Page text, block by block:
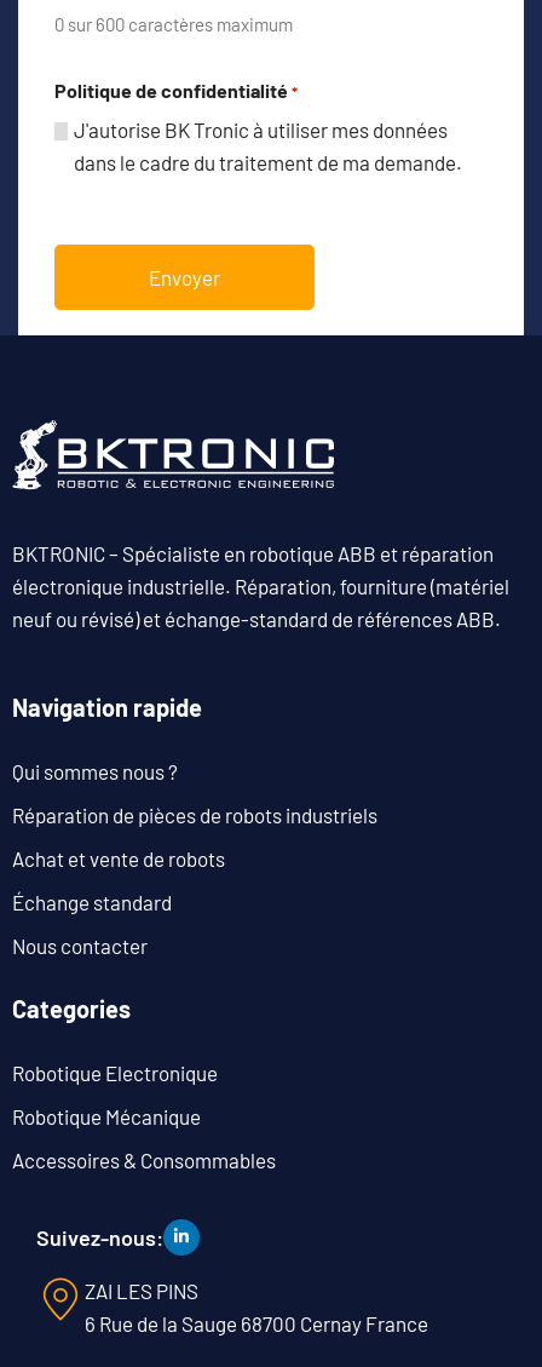
0 sur 600 caractères maximum
Politique de confidentialité *
J'autorise BK Tronic à utiliser mes données
dans le cadre du traitement de ma demande.
BKTRONIC – Spécialiste en robotique ABB et réparation
électronique industrielle. Réparation, fourniture (matériel
neuf ou révisé) et échange-standard de références ABB.
Navigation rapide
Qui sommes nous ?
Réparation de pièces de robots industriels
Achat et vente de robots
Échange standard
Nous contacter
Categories
Robotique Electronique
Robotique Mécanique
Accessoires & Consommables
Suivez-nous:
ZAI LES PINS
6 Rue de la Sauge 68700 Cernay France